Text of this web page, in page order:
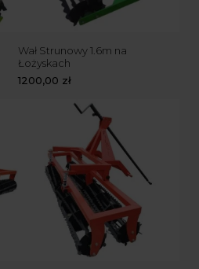
Wał Strunowy 1.6m na
Łożyskach
1200,00 zł